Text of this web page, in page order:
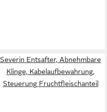
Severin Entsafter, Abnehmbare
Klinge, Kabelaufbewahrung,
Steuerung Fruchtfleischanteil